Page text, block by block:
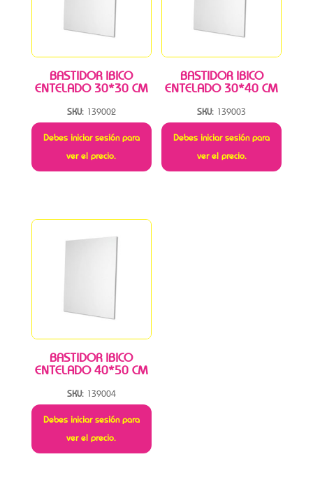
BASTIDOR IBICO
ENTELADO 30*30 CM
SKU: 139002
Debes iniciar sesión para
ver el precio.
BASTIDOR IBICO
ENTELADO 30*40 CM
SKU: 139003
Debes iniciar sesión para
ver el precio.
BASTIDOR IBICO
ENTELADO 40*50 CM
SKU: 139004
Debes iniciar sesión para
ver el precio.